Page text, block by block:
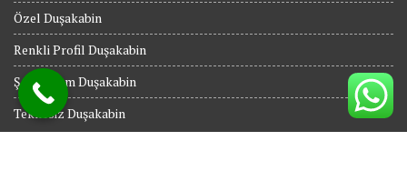
Özel Duşakabin
Renkli Profil Duşakabin
Şeffaf Cam Duşakabin
Teknesiz Duşakabin